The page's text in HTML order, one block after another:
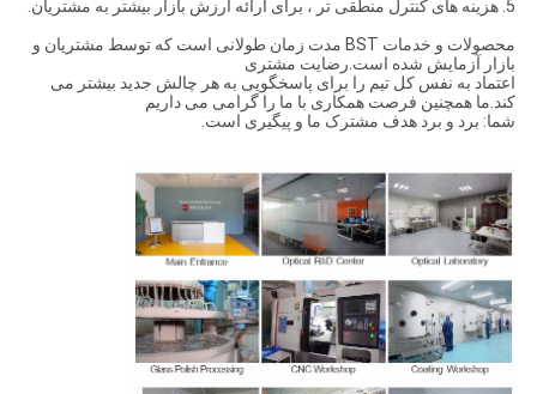
5. هزینه های کنترل منطقی تر ، برای ارائه ارزش بازار بیشتر به مشتریان.
محصولات و خدمات BST مدت زمان طولانی است که توسط مشتریان و
بازار آزمایش شده است.رضایت مشتری
اعتماد به نفس کل تیم را برای پاسخگویی به هر چالش جدید بیشتر می
کند.ما همچنین فرصت همکاری با ما را گرامی می داریم
شما: برد و برد هدف مشترک ما و پیگیری است.